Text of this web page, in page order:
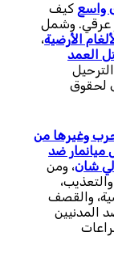
واسع كيف
عرقي. وشمل
الأرضية،
العمد
لحقوق
وغيرها من
ميانمار ضد
شان، ومن
والقصف
المدنيين